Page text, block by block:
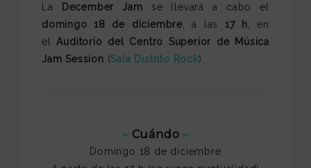
La December Jam
se llevará a cabo el
domingo 18 de diciembre, a las 17 h , en
elAuditorio del Centro Superior de Música
Jam Session (Sala Distrito Rock).
–Cuándo –
Domingo 18 de diciembre